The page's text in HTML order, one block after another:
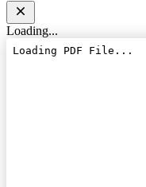
Loading...